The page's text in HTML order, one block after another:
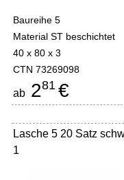
Baureihe 5
Material ST beschichtet
40 x 80 x 3
CTN 73269098
ab 281 €
Lasche 5 20 Satz
1